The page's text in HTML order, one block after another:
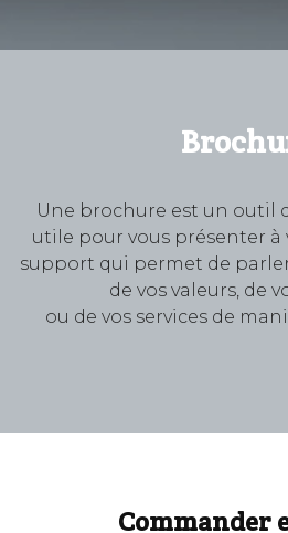
Une brochure est un outil
utile pour vous présenter à
support qui permet de
de vos valeurs, de
ou de vos services de
Commander